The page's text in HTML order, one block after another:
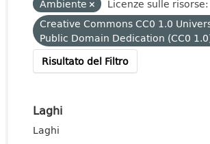
Ambiente
Licenze sulle risorse:
Creative Commons CC0 1.0
Public Domain Dedication (CC0
Risultato del Filtro
Laghi
Laghi